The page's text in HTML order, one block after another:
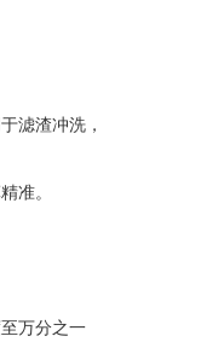
滤渣冲洗，
准。
万分之一